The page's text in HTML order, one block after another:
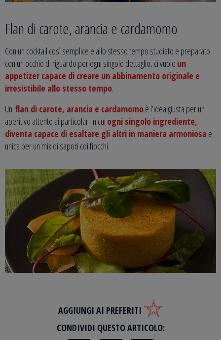
Flan di carote, arancia e cardamomo
Con un cocktail così semplice e allo stesso tempo studiato e preparato
con un occhio di riguardo per ogni singolo dettaglio, ci vuole un
appetizer capace di creare un abbinamento originale e
irresistibile allo stesso tempo.
Un flan di carote, arancia e cardamomoè l’idea giusta per un
aperitivo attento ai particolari in cui ogni singolo ingrediente,
diventa capace di esaltare gli altri in maniera armoniosa e
unica per un mix di sapori coi fiocchi.
AGGIUNGI AI PREFERITI
CONDIVIDI QUESTO ARTICOLO: